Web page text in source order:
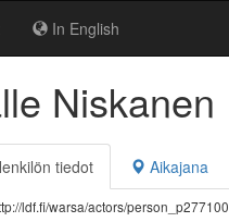
In English
Niskanen
tiedot Aikajana
ldf.fi/warsa/actors/person_p277100